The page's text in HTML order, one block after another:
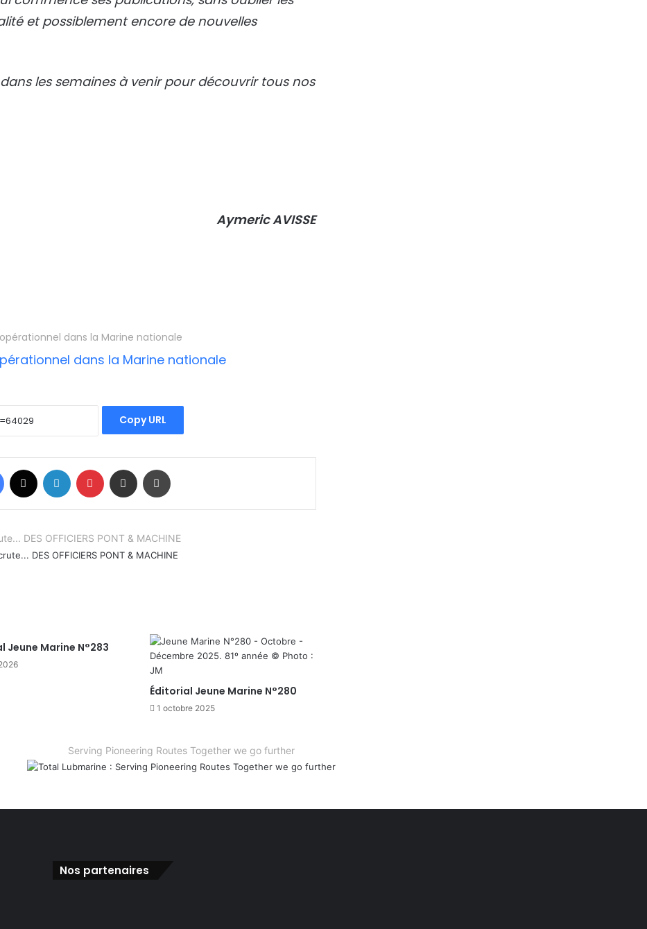
et possiblement encore de nouvelles
les semaines à venir pour découvrir tous nos
Aymeric AVISSE
dans la Marine nationale
Copy URL
Facebook Linkedin Pinterest Partager par email
DES OFFICIERS PONT & MACHINE
Jeune Marine N°283
Éditorial Jeune Marine N°280
1 octobre 2025
Serving Pioneering Routes Together we go further
Nos partenaires